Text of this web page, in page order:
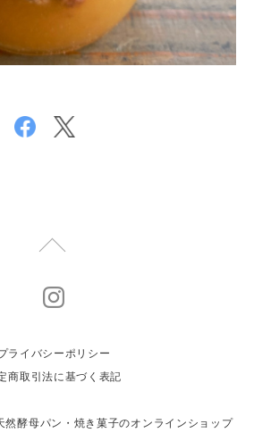
ライバシーポリシー
商取引法に基づく表記
然酵母パン・焼き菓子のオンラインショップ